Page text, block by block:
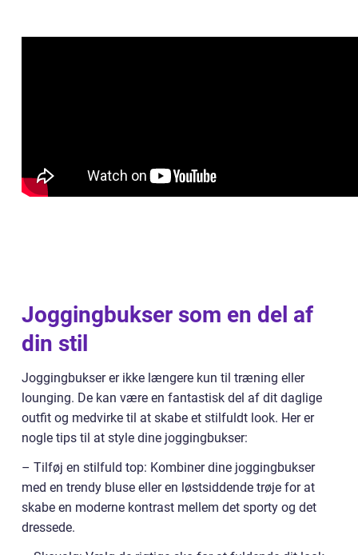
Joggingbukser som en del af
din stil
Joggingbukser er ikke længere kun til træning eller
lounging. De kan være en fantastisk del af dit daglige
outfit og medvirke til at skabe et stilfuldt look. Her er
nogle tips til at style dine joggingbukser:
– Tilføj en stilfuld top: Kombiner dine joggingbukser
med en trendy bluse eller en løstsiddende trøje for at
skabe en moderne kontrast mellem det sporty og det
dressede.